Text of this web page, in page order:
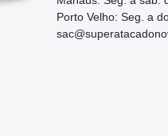
Porto Velho: Seg. a